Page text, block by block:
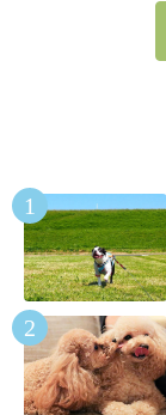
1
2